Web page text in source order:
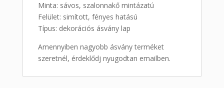
Minta: sávos, szalonnakő mintázatú
Felület: simított, fényes hatású
Típus: dekorációs ásvány lap
Amennyiben nagyobb ásvány terméket
szeretnél, érdeklődj nyugodtan emailben.